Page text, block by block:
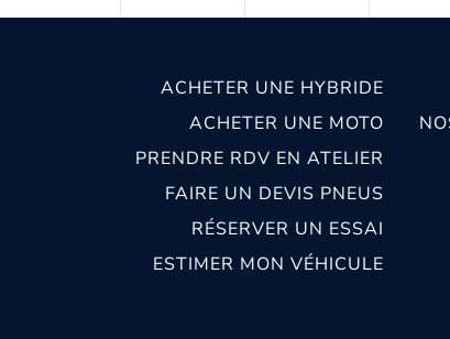
ACHETER UNE HYBRIDE
ACHETER UNE MOTO
PRENDRE RDV EN ATELIER
FAIRE UN DEVIS PNEUS
RÉSERVER UN ESSAI
ESTIMER MON VÉHICULE